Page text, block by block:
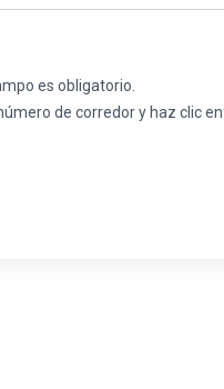
es obligatorio.
de corredor y haz clic en